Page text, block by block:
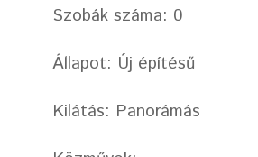
Szobák száma: 0
Állapot: Új építésű
Kilátás: Panorámás